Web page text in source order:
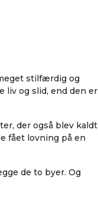
stilfærdig og
liv og slid, end den er
der også blev kaldt
fået lovning på en
de to byer. Og